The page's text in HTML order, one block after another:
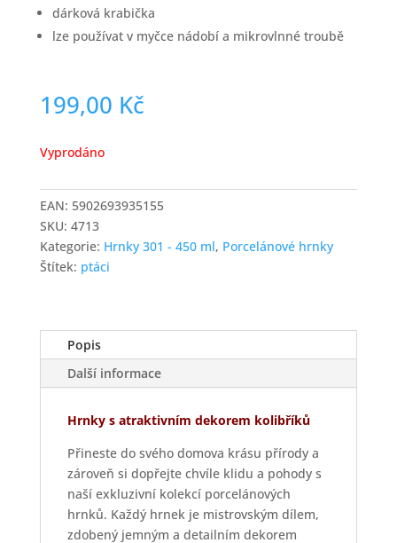
dárková krabička
lze používat v myčce nádobí a mikrovlnné troubě
199,00 Kč
Vyprodáno
EAN: 5902693935155
SKU: 4713
Kategorie: Hrnky 301 - 450 ml, Porcelánové hrnky
Štítek: ptáci
Popis
Další informace
Hrnky s atraktivním dekorem kolibříků
Přineste do svého domova krásu přírody a
zároveň si dopřejte chvíle klidu a pohody s
naší exkluzivní kolekcí porcelánových
hrnků. Každý hrnek je mistrovským dílem,
zdobený jemným a detailním dekorem